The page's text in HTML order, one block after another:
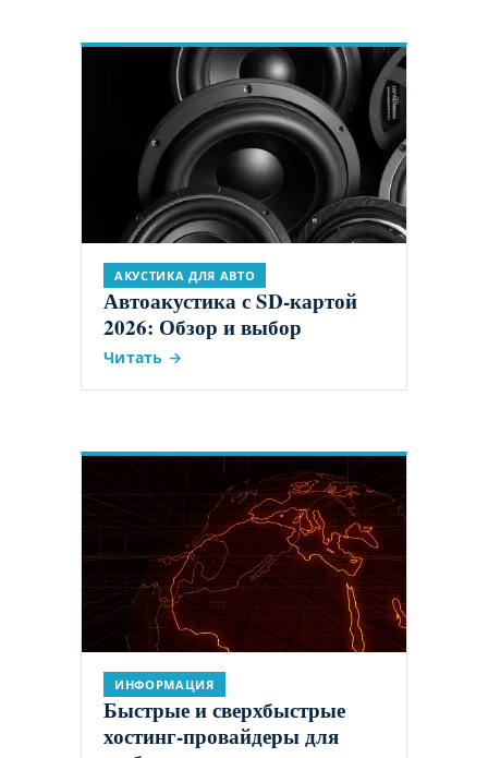
АКУСТИКА ДЛЯ АВТО
Автоакустика с SD-картой
2026: Обзор и выбор
Читать →
ИНФОРМАЦИЯ
Быстрые и сверхбыстрые
хостинг-провайдеры для